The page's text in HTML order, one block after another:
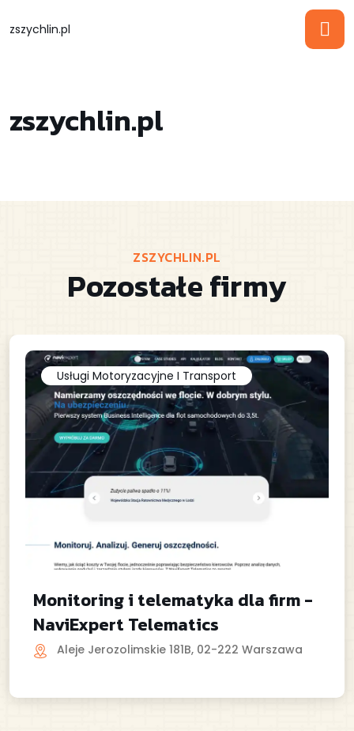
zszychlin.pl
zszychlin.pl
ZSZYCHLIN.PL
Pozostałe firmy
Usługi Motoryzacyjne I Transport
Monitoring i telematyka dla firm -
NaviExpert Telematics
Aleje Jerozolimskie 181B, 02-222 Warszawa